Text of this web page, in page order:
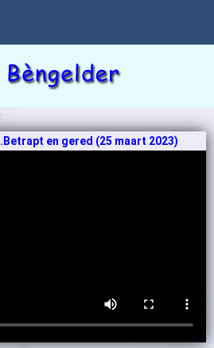
en gered (25 maart 2023)